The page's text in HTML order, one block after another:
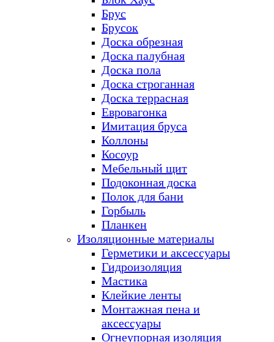
Брус
Брусок
Доска обрезная
Доска палубная
Доска пола
Доска строганная
Доска террасная
Евровагонка
Имитация бруса
Коллоны
Косоур
Мебельный щит
Подоконная доска
Полок для бани
Горбыль
Планкен
Изоляционные материалы
Герметики и аксессуары
Гидроизоляция
Мастика
Клейкие ленты
Монтажная пена и
аксессуары
Огнеупорная изоляция